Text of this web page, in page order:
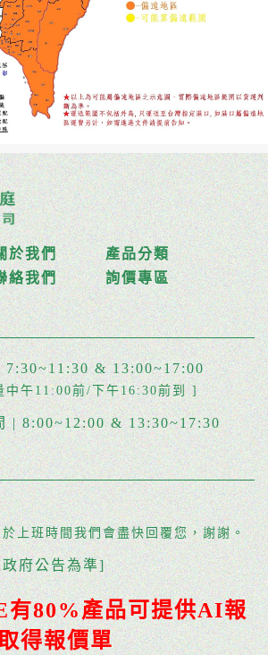
於我們
產品分類
絡我們 詢價專區
7:30~11:30 & 13:00~17:00
中午11:00前/下午16:30前到 ]
| 8:00~12:00 & 13:30~17:30
上班時間我們會盡快回覆您，謝謝。
府公告為準]
有80%產品可提供AI報
得報價單